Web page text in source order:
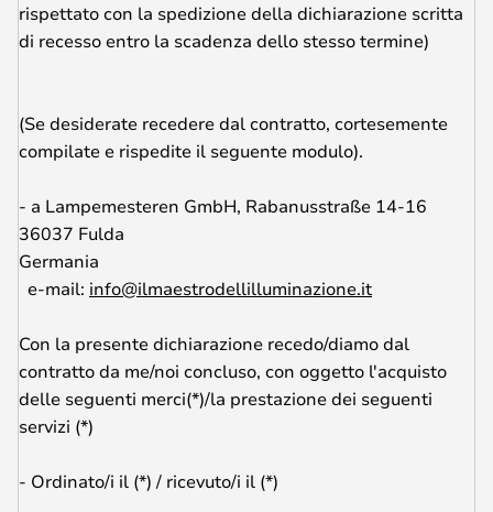
rispettato con la spedizione della dichiarazione scritta
di recesso entro la scadenza dello stesso termine)
(Se desiderate recedere dal contratto, cortesemente
compilate e rispedite il seguente modulo).
- a Lampemesteren GmbH, Rabanusstraße 14-16
36037 Fulda
Germania
e-mail: info@ilmaestrodellilluminazione.it
Con la presente dichiarazione recedo/diamo dal
contratto da me/noi concluso, con oggetto l'acquisto
delle seguenti merci(*)/la prestazione dei seguenti
servizi (*)
- Ordinato/i il (*) / ricevuto/i il (*)